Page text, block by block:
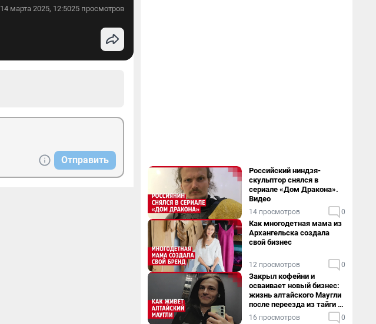
14 марта 2025, 12:5025 просмотров
Отправить
Российский ниндзя-
скульптор снялся в
сериале «Дом Дракона».
Видео
14 просмотров 0
Как многодетная мама из
Архангельска создала
свой бизнес
12 просмотров 0
Закрыл кофейни и
осваивает новый бизнес:
жизнь алтайского Маугли
после переезда из тайги в
столицу
16 просмотров 0